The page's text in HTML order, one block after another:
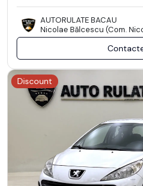
AUTORULATE BACAU
Nicolae Bălcescu (Com.
Discount